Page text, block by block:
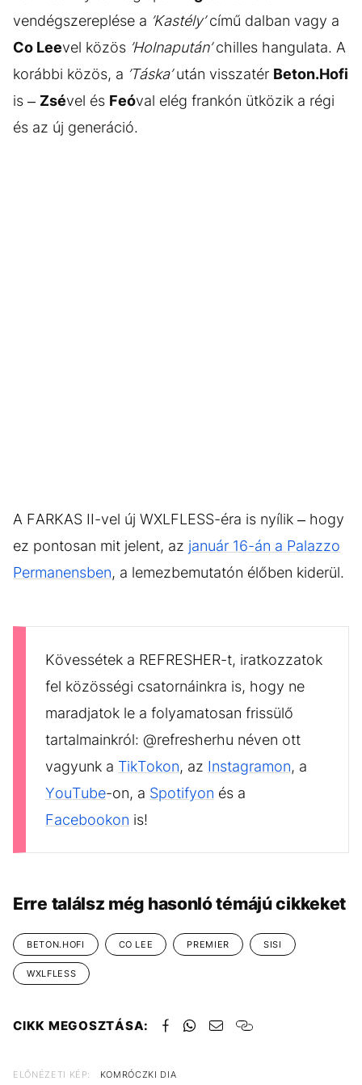
vendégszereplése a ’Kastély’című dalban vagy a
Co Leevel közös ’Holnapután’chilles hangulata. A
korábbi közös, a ’Táska’után visszatér Beton.Hofi
is – Zsével és Feóval elég frankón ütközik a régi
és az új generáció.
A FARKAS II-vel új WXLFLESS-éra is nyílik – hogy
ez pontosan mit jelent, az január 16-án a Palazzo
Permanensben, a lemezbemutatón élőben kiderül.
Kövessétek a REFRESHER-t, iratkozzatok
fel közösségi csatornáinkra is, hogy ne
maradjatok le a folyamatosan frissülő
tartalmainkról: @refresherhu néven ott
vagyunk a TikTokon, az Instagramon, a
YouTube-on, a Spotifyon és a
Facebookon is!
Erre találsz még hasonló témájú cikkeket
BETON.HOFI CO LEE PREMIER SISI
WXLFLESS
CIKK MEGOSZTÁSA:
ELŐNÉZETI KÉP: KOMRÓCZKI DIA